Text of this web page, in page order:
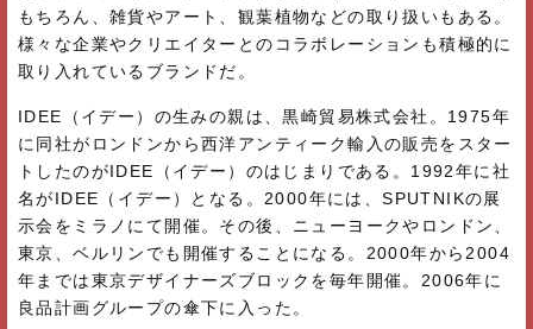
もちろん、雑貨やアート、観葉植物などの取り扱いもある。
様々な企業やクリエイターとのコラボレーションも積極的に
取り入れているブランドだ。
IDEE（イデー）の生みの親は、黒崎貿易株式会社。1975年
に同社がロンドンから西洋アンティーク輸入の販売をスター
トしたのがIDEE（イデー）のはじまりである。1992年に社
名がIDEE（イデー）となる。2000年には、SPUTNIKの展
示会をミラノにて開催。その後、ニューヨークやロンドン、
東京、ベルリンでも開催することになる。2000年から2004
年までは東京デザイナーズブロックを毎年開催。2006年に
良品計画グループの傘下に入った。